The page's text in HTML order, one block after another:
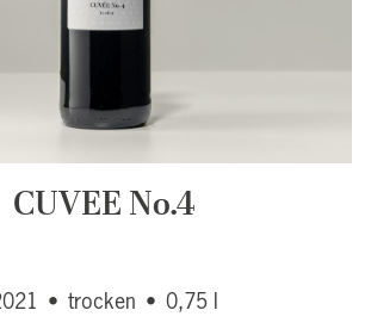
CUVEE No.4
• trocken • 0,75 l